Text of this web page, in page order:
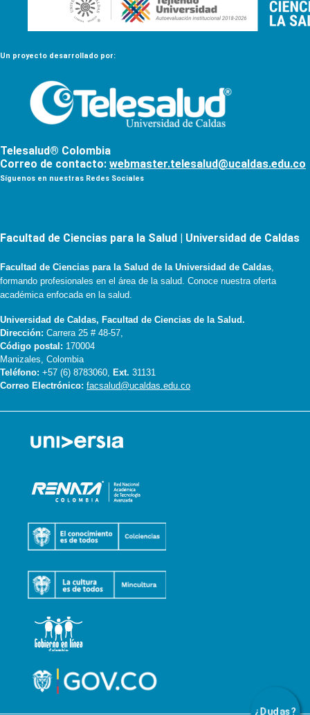
Un proyecto desarrollado por:
Telesalud® Colombia
Correo de contacto: webmaster.telesalud@ucaldas.edu.co
Síguenos en nuestras Redes Sociales
¿Dudas?
Facultad de Ciencias para la Salud | Universidad de Caldas
Facultad de Ciencias para la Salud de la Universidad de Caldas
formando profesionales en el área de la salud. Conoce nuestra oferta
académica enfocada en la salud.
Universidad de Caldas, Facultad de Ciencias de la Salud.
Dirección: Carrera 25 # 48-57,
Código postal: 170004
Manizales, Colombia
Teléfono: +57 (6) 8783060, Ext. 31131
Correo Electrónico: facsalud@ucaldas.edu.co